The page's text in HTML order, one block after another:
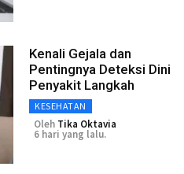
Kenali Gejala dan
Pentingnya Deteksi Dini
Penyakit Langkah
KESEHATAN
Oleh Tika Oktavia
6 hari yang lalu.